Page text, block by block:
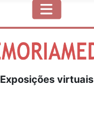
Exposições virtuais